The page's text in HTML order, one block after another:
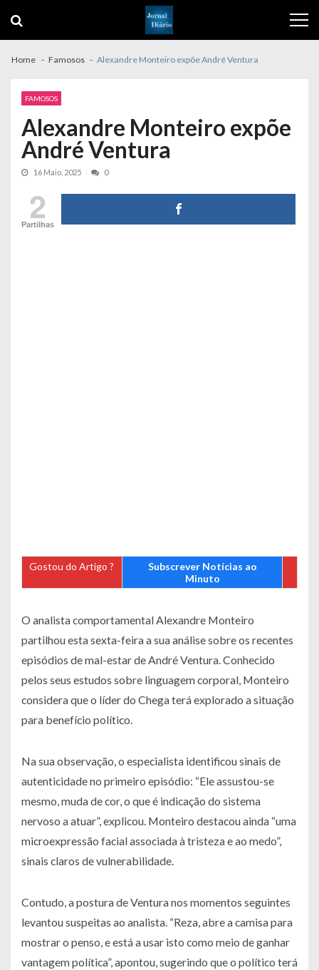
navigation
content
Home Famosos Alexandre Monteiro expõe André Ventura
FAMOSOS
Alexandre Monteiro expõe
André Ventura
16 Maio, 2025 0
2
Partilhas
Gostou do Artigo ?
Subscrever Notícias ao
Minuto
O analista comportamental Alexandre Monteiro
partilhou esta sexta-feira a sua análise sobre os recentes
episódios de mal-estar de André Ventura. Conhecido
pelos seus estudos sobre linguagem corporal, Monteiro
considera que o líder do Chega terá explorado a situação
para benefício político.
Na sua observação, o especialista identificou sinais de
autenticidade no primeiro episódio: “Ele assustou-se
mesmo, muda de cor, o que é indicação do sistema
nervoso a atuar”, explicou. Monteiro destacou ainda “uma
microexpressão facial associada à tristeza e ao medo”,
sinais claros de vulnerabilidade.
Contudo, a postura de Ventura nos momentos seguintes
levantou suspeitas ao analista. “Reza, abre a camisa para
mostrar o penso, e está a usar isto como meio de ganhar
vantagem política”, apontou, sugerindo que o político terá